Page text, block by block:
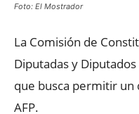
Foto: El Mostrador
La Comisión de
Diputadas y
que busca permitir un
AFP.